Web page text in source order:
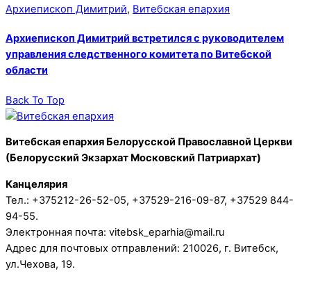
Архиепископ Димитрий, Витебская епархия
Архиепископ Димитрий встретился с руководителем
управления следственного комитета по Витебской
области
Back To Top
Витебская епархия Белорусской Православной Церкви
(Белорусский Экзархат Московский Патриархат)
Канцелярия
Тел.: +375212-26-52-05, +37529-216-09-87, +37529 844-
94-55.
Электронная почта: vitebsk_eparhia@mail.ru
Адрес для почтовых отправлений: 210026, г. Витебск,
ул.Чехова, 19.